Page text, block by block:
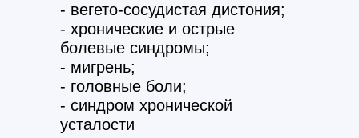
- вегето-сосудистая дистония;
- хронические и острые
болевые синдромы;
- мигрень;
- головные боли;
- синдром хронической
усталости